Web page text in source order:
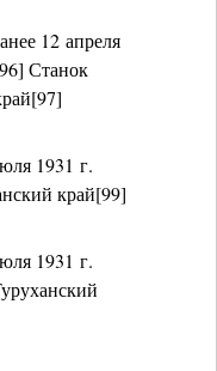
12 апреля
Станок
1931 г.
край[99]
1931 г.